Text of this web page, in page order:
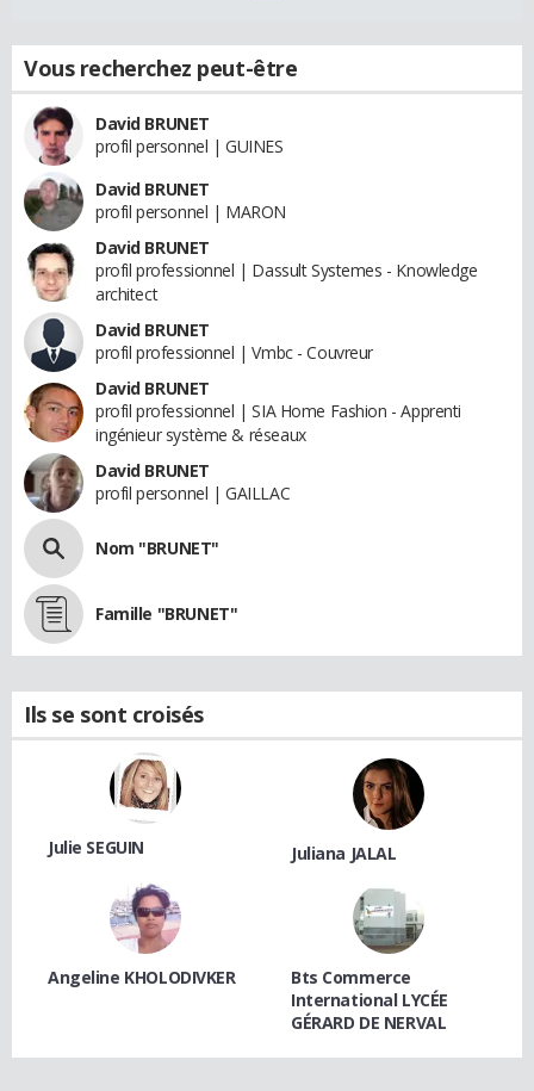
Vous recherchez peut-être
David BRUNET
profil personnel | GUINES
David BRUNET
profil personnel | MARON
David BRUNET
profil professionnel | Dassult Systemes - Knowledge
architect
David BRUNET
profil professionnel | Vmbc - Couvreur
David BRUNET
profil professionnel | SIA Home Fashion - Apprenti
ingénieur système & réseaux
David BRUNET
profil personnel | GAILLAC
Nom "BRUNET"
Famille "BRUNET"
Ils se sont croisés
Julie SEGUIN Juliana JALAL
Angeline KHOLODIVKER
Bts Commerce
International LYCÉE
GÉRARD DE NERVAL